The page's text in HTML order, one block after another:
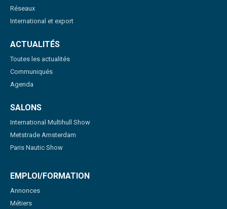
Réseaux
International et export
ACTUALITÉS
Toutes les actualités
Communiqués
Agenda
SALONS
International Multihull Show
Metstrade Amsterdam
Paris Nautic Show
EMPLOI/FORMATION
Annonces
Métiers